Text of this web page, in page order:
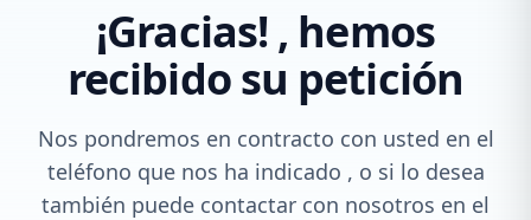
¡Gracias! , hemos
recibido su petición
Nos pondremos en contracto con usted en el
teléfono que nos ha indicado , o si lo desea
también puede contactar con nosotros en el